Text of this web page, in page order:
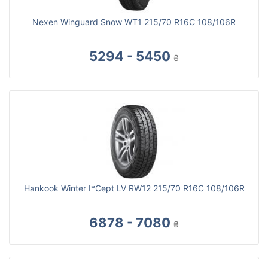
Nexen Winguard Snow WT1 215/70 R16C 108/106R
5294 - 5450 ₴
Hankook Winter I*Cept LV RW12 215/70 R16C 108/106R
6878 - 7080 ₴